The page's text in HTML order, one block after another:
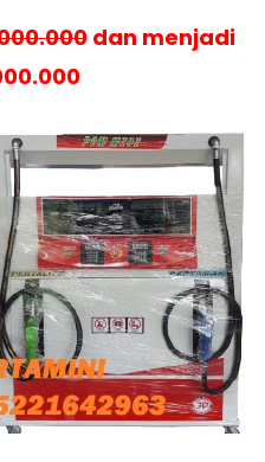
dan menjadi